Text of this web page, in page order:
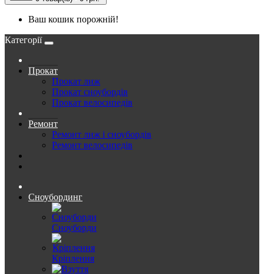
Ваш кошик порожній!
Категорії
Прокат
Прокат лиж
Прокат сноубордів
Прокат велосипедів
Ремонт
Ремонт лиж і сноубордів
Ремонт велосипедів
Сноубординг
Сноуборди
Кріплення